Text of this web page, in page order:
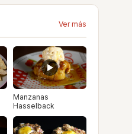
Ver más
Manzanas
Hasselback